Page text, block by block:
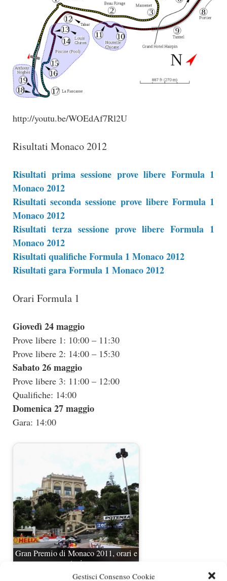
Gestisci Consenso Cookie
http://youtu.be/WOEdAf7Rl2U
Risultati Monaco 2012
Risultati prima sessione prove libere Formula 1
Monaco 2012
Risultati seconda sessione prove libere Formula 1
Monaco 2012
Risultati terza sessione prove libere Formula 1
Monaco 2012
Risultati qualifiche Formula 1 Monaco 2012
Risultati gara Formula 1 Monaco 2012
Orari Formula 1
Giovedì 24 maggio
Prove libere 1: 10:00 – 11:30
Prove libere 2: 14:00 – 15:30
Sabato 26 maggio
Prove libere 3: 11:00 – 12:00
Qualifiche: 14:00
Domenica 27 maggio
Gara: 14:00
Gran Premio di Monaco 2011, orari e
presentazione…